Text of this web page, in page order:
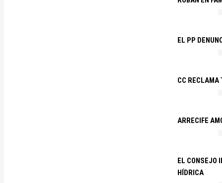
EL PP
CC RECLAMA
ARRECIFE
EL CONSEJO
HÍDRICA